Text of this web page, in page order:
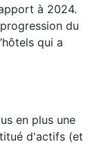
à 2024.
du
qui a
en plus une
d'actifs (et